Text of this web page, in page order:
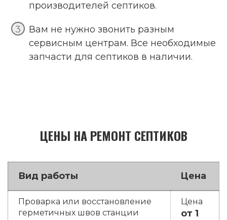
производителей септиков.
Вам не нужно звонить разным
сервисным центрам. Все необходимые
запчасти для септиков в наличии.
ЦЕНЫ НА РЕМОНТ СЕПТИКОВ
Вид работы Цена
Проварка или восстановление
герметичных швов станции
от 1